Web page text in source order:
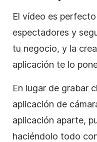
El vídeo es
espectadores y
tu negocio, y la
aplicación te lo
En lugar de grabar
aplicación de
aplicación aparte,
haciéndolo todo